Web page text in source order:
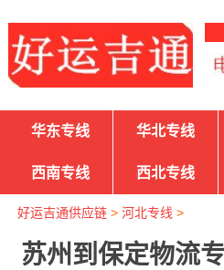
华东专线 华北专线
西南专线 西北专线
好运吉通供应链> 河北专线 >
苏州到保定物流